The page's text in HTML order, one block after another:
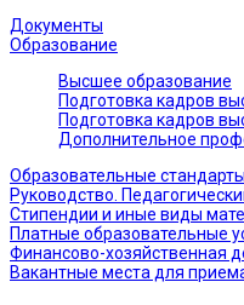
Документы
Образование
Высшее образование
Подготовка кадров
Подготовка кадров
Дополнительное
Образовательные стандарты
Руководство.
Стипендии и иные виды
Платные образовательные
Финансово-хозяйственная
Вакантные места для